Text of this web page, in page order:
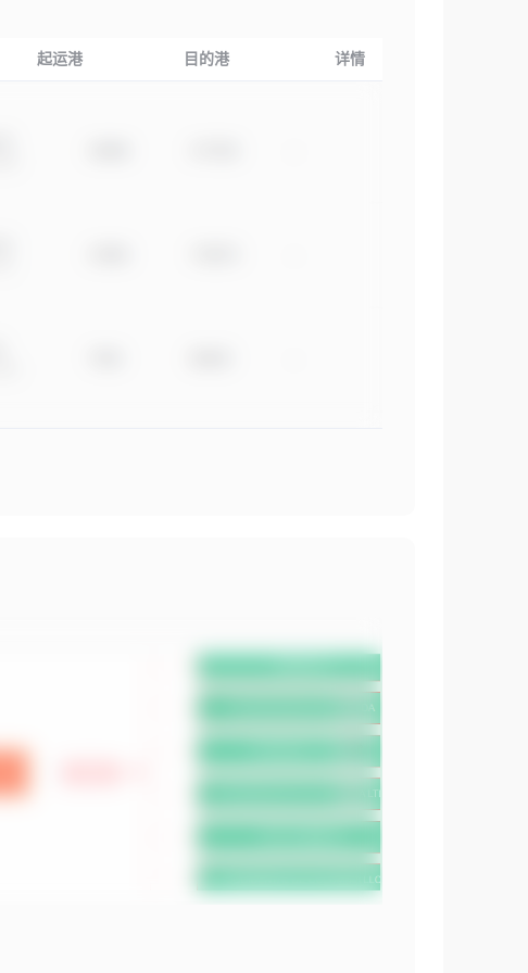
起运港 目的港 详情